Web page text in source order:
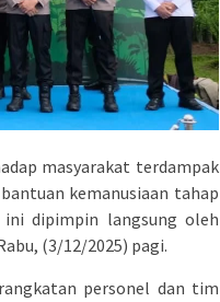
masyarakat terdampak
kemanusiaan tahap
ini dipimpin langsung oleh
(3/12/2025) pagi.
personel dan tim